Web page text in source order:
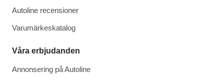
Autoline recensioner
Varumärkeskatalog
Våra erbjudanden
Annonsering på Autoline